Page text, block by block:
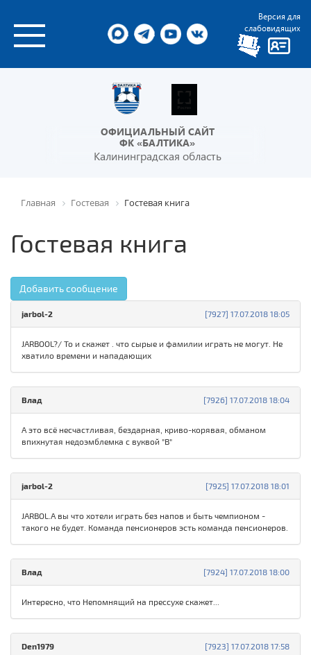
Версия для
слабовидящих
ОФИЦИАЛЬНЫЙ САЙТ
ФК «БАЛТИКА»
Калининградская область
Главная Гостевая Гостевая книга
Гостевая книга
Добавить сообщение
[7927] 17.07.2018 18:05
jarbol-2
JARBOOL?/ То и скажет . что сырые и фамилии играть не могут. Не
хватило времени и нападающих
[7926] 17.07.2018 18:04
Влад
А это всё несчастливая, бездарная, криво-корявая, обманом
впихнутая недоэмблемка с вуквой "В"
[7925] 17.07.2018 18:01
jarbol-2
JARBOL.А вы что хотели играть без напов и быть чемпионом -
такого не будет. Команда пенсионеров эсть команда пенсионеров.
[7924] 17.07.2018 18:00
Влад
Интересно, что Непомнящий на прессухе скажет...
[7923] 17.07.2018 17:58
Den1979